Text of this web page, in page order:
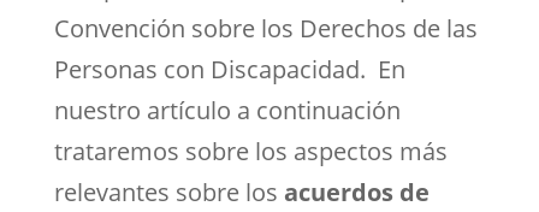
Convención sobre los Derechos de las
Personas con Discapacidad. En
nuestro artículo a continuación
trataremos sobre los aspectos más
relevantes sobre los acuerdos de